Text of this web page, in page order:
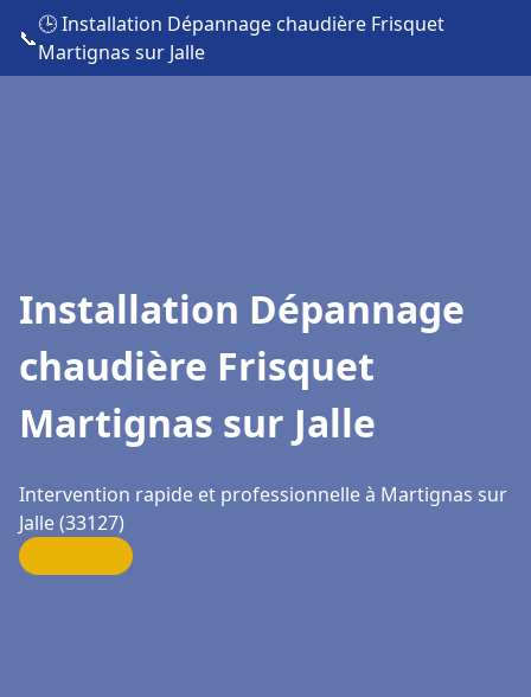
📞
🕒 Installation Dépannage chaudière Frisquet
Martignas sur Jalle
Installation Dépannage
chaudière Frisquet
Martignas sur Jalle
Intervention rapide et professionnelle à Martignas sur
Jalle (33127)